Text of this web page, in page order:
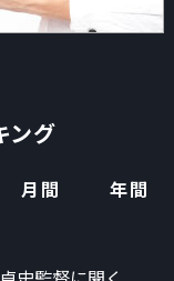
ング
月間
年間